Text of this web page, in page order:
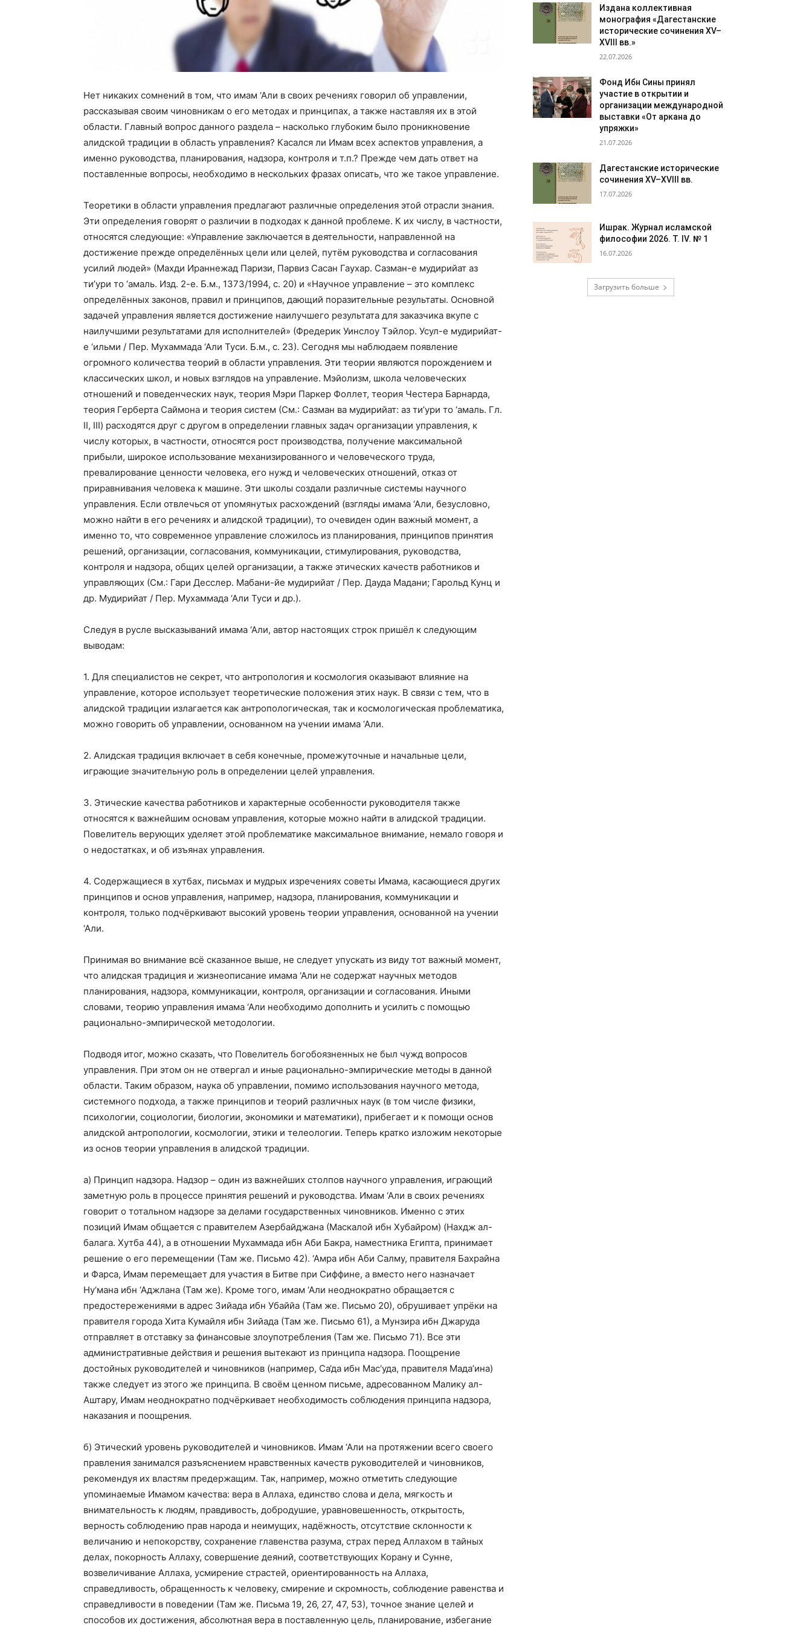
Нет никаких сомнений в том, что имам ‘Али в своих речениях говорил об управлении,
рассказывая своим чиновникам о его методах и принципах, а также наставляя их в этой
области. Главный вопрос данного раздела – насколько глубоким было проникновение
алидской традиции в область управления? Касался ли Имам всех аспектов управления, а
именно руководства, планирования, надзора, контроля и т.п.? Прежде чем дать ответ на
поставленные вопросы, необходимо в нескольких фразах описать, что же такое управление.
Теоретики в области управления предлагают различные определения этой отрасли знания.
Эти определения говорят о различии в подходах к данной проблеме. К их числу, в частности,
относятся следующие: «Управление заключается в деятельности, направленной на
достижение прежде определённых цели или целей, путём руководства и согласования
усилий людей» (Махди Ираннежад Паризи, Парвиз Сасан Гаухар. Сазман-е мудирийат аз
ти’ури то ‘амаль. Изд. 2-е. Б.м., 1373/1994, с. 20) и «Научное управление – это комплекс
определённых законов, правил и принципов, дающий поразительные результаты. Основной
задачей управления является достижение наилучшего результата для заказчика вкупе с
наилучшими результатами для исполнителей» (Фредерик Уинслоу Тэйлор. Усул-е мудирийат-
е ‘ильми / Пер. Мухаммада ‘Али Туси. Б.м., с. 23). Сегодня мы наблюдаем появление
огромного количества теорий в области управления. Эти теории являются порождением и
классических школ, и новых взглядов на управление. Мэйолизм, школа человеческих
отношений и поведенческих наук, теория Мэри Паркер Фоллет, теория Честера Барнарда,
теория Герберта Саймона и теория систем (См.: Сазман ва мудирийат: аз ти’ури то ‘амаль. Гл.
II, III) расходятся друг с другом в определении главных задач организации управления, к
числу которых, в частности, относятся рост производства, получение максимальной
прибыли, широкое использование механизированного и человеческого труда,
превалирование ценности человека, его нужд и человеческих отношений, отказ от
приравнивания человека к машине. Эти школы создали различные системы научного
управления. Если отвлечься от упомянутых расхождений (взгляды имама ‘Али, безусловно,
можно найти в его речениях и алидской традиции), то очевиден один важный момент, а
именно то, что современное управление сложилось из планирования, принципов принятия
решений, организации, согласования, коммуникации, стимулирования, руководства,
контроля и надзора, общих целей организации, а также этических качеств работников и
управляющих (См.: Гари Десслер. Мабани-йе мудирийат / Пер. Дауда Мадани; Гарольд Кунц и
др. Мудирийат / Пер. Мухаммада ‘Али Туси и др.).
Следуя в русле высказываний имама ‘Али, автор настоящих строк пришёл к следующим
выводам:
1. Для специалистов не секрет, что антропология и космология оказывают влияние на
управление, которое использует теоретические положения этих наук. В связи с тем, что в
алидской традиции излагается как антропологическая, так и космологическая проблематика,
можно говорить об управлении, основанном на учении имама ‘Али.
2. Алидская традиция включает в себя конечные, промежуточные и начальные цели,
играющие значительную роль в определении целей управления.
3. Этические качества работников и характерные особенности руководителя также
относятся к важнейшим основам управления, которые можно найти в алидской традиции.
Повелитель верующих уделяет этой проблематике максимальное внимание, немало говоря и
о недостатках, и об изъянах управления.
4. Содержащиеся в хутбах, письмах и мудрых изречениях советы Имама, касающиеся других
принципов и основ управления, например, надзора, планирования, коммуникации и
контроля, только подчёркивают высокий уровень теории управления, основанной на учении
‘Али.
Принимая во внимание всё сказанное выше, не следует упускать из виду тот важный момент,
что алидская традиция и жизнеописание имама ‘Али не содержат научных методов
планирования, надзора, коммуникации, контроля, организации и согласования. Иными
словами, теорию управления имама ‘Али необходимо дополнить и усилить с помощью
рационально-эмпирической методологии.
Подводя итог, можно сказать, что Повелитель богобоязненных не был чужд вопросов
управления. При этом он не отвергал и иные рационально-эмпирические методы в данной
области. Таким образом, наука об управлении, помимо использования научного метода,
системного подхода, а также принципов и теорий различных наук (в том числе физики,
психологии, социологии, биологии, экономики и математики), прибегает и к помощи основ
алидской антропологии, космологии, этики и телеологии. Теперь кратко изложим некоторые
из основ теории управления в алидской традиции.
а) Принцип надзора. Надзор – один из важнейших столпов научного управления, играющий
заметную роль в процессе принятия решений и руководства. Имам ‘Али в своих речениях
говорит о тотальном надзоре за делами государственных чиновников. Именно с этих
позиций Имам общается с правителем Азербайджана (Маскалой ибн Хубайром) (Нахдж ал-
балага. Хутба 44), а в отношении Мухаммада ибн Аби Бакра, наместника Египта, принимает
решение о его перемещении (Там же. Письмо 42). ‘Амра ибн Аби Салму, правителя Бахрайна
и Фарса, Имам перемещает для участия в Битве при Сиффине, а вместо него назначает
Ну‘мана ибн ‘Аджлана (Там же). Кроме того, имам ‘Али неоднократно обращается с
предостережениями в адрес Зийада ибн Убаййа (Там же. Письмо 20), обрушивает упрёки на
правителя города Хита Кумайля ибн Зийада (Там же. Письмо 61), а Мунзира ибн Джаруда
отправляет в отставку за финансовые злоупотребления (Там же. Письмо 71). Все эти
административные действия и решения вытекают из принципа надзора. Поощрение
достойных руководителей и чиновников (например, Са‘да ибн Мас‘уда, правителя Мада’ина)
также следует из этого же принципа. В своём ценном письме, адресованном Малику ал-
Аштару, Имам неоднократно подчёркивает необходимость соблюдения принципа надзора,
наказания и поощрения.
б) Этический уровень руководителей и чиновников. Имам ‘Али на протяжении всего своего
правления занимался разъяснением нравственных качеств руководителей и чиновников,
рекомендуя их властям предержащим. Так, например, можно отметить следующие
упоминаемые Имамом качества: вера в Аллаха, единство слова и дела, мягкость и
внимательность к людям, правдивость, добродушие, уравновешенность, открытость,
верность соблюдению прав народа и неимущих, надёжность, отсутствие склонности к
величанию и непокорству, сохранение главенства разума, страх перед Аллахом в тайных
делах, покорность Аллаху, совершение деяний, соответствующих Корану и Сунне,
возвеличивание Аллаха, усмирение страстей, ориентированность на Аллаха,
справедливость, обращенность к человеку, смирение и скромность, соблюдение равенства и
справедливости в поведении (Там же. Письма 19, 26, 27, 47, 53), точное знание целей и
способов их достижения, абсолютная вера в поставленную цель, планирование, избегание
Издана коллективная
монография «Дагестанские
исторические сочинения XV–
XVIII вв.»
22.07.2026
Фонд Ибн Сины принял
участие в открытии и
организации международной
выставки «От аркана до
упряжки»
21.07.2026
Дагестанские исторические
сочинения XV–XVIII вв.
17.07.2026
Ишрак. Журнал исламской
философии 2026. Т. IV. № 1
16.07.2026
Загрузить больше